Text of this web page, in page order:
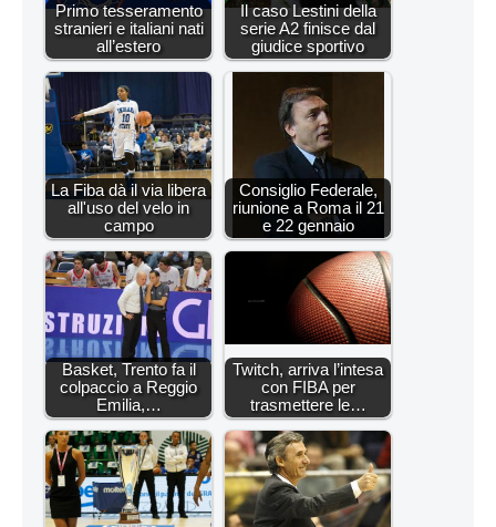
Primo tesseramento
stranieri e italiani nati
all’estero
Il caso Lestini della
serie A2 finisce dal
giudice sportivo
La Fiba dà il via libera
all'uso del velo in
campo
Consiglio Federale,
riunione a Roma il 21
e 22 gennaio
Basket, Trento fa il
colpaccio a Reggio
Emilia,…
Twitch, arriva l’intesa
con FIBA per
trasmettere le…